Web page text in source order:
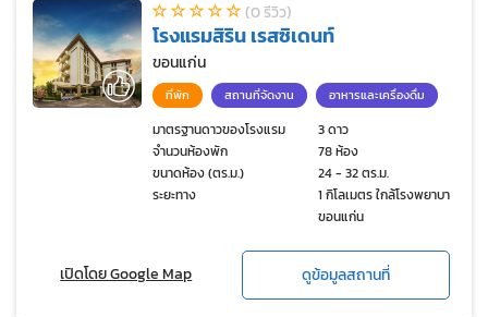
(0 รีวิว)
โรงแรมสิริน เรสซิเดนท์
ขอนแก่น
ที่พัก สถานที่จัดงาน อาหารและเครื่องดื่ม
มาตรฐานดาวของโรงแรม
3 ดาว
จำนวนห้องพัก
78 ห้อง
ขนาดห้อง (ตร.ม.)
24 - 32 ตร.ม.
ระยะทาง
1 กิโลเมตร ใกล้โรงพยาบาล
ขอนแก่น
เปิดโดย Google Map ดูข้อมูลสถานที่